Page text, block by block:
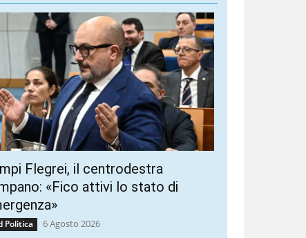
Flegrei, il centrodestra
«Fico attivi lo stato di
Politica 6 Agosto 2026